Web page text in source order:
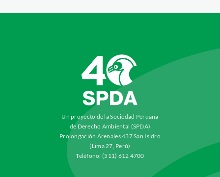
Un proyecto de la Sociedad Peruana
de Derecho Ambiental (SPDA)
Prolongación Arenales 437 San Isidro
(Lima 27, Perú)
Teléfono: (511) 612 4700